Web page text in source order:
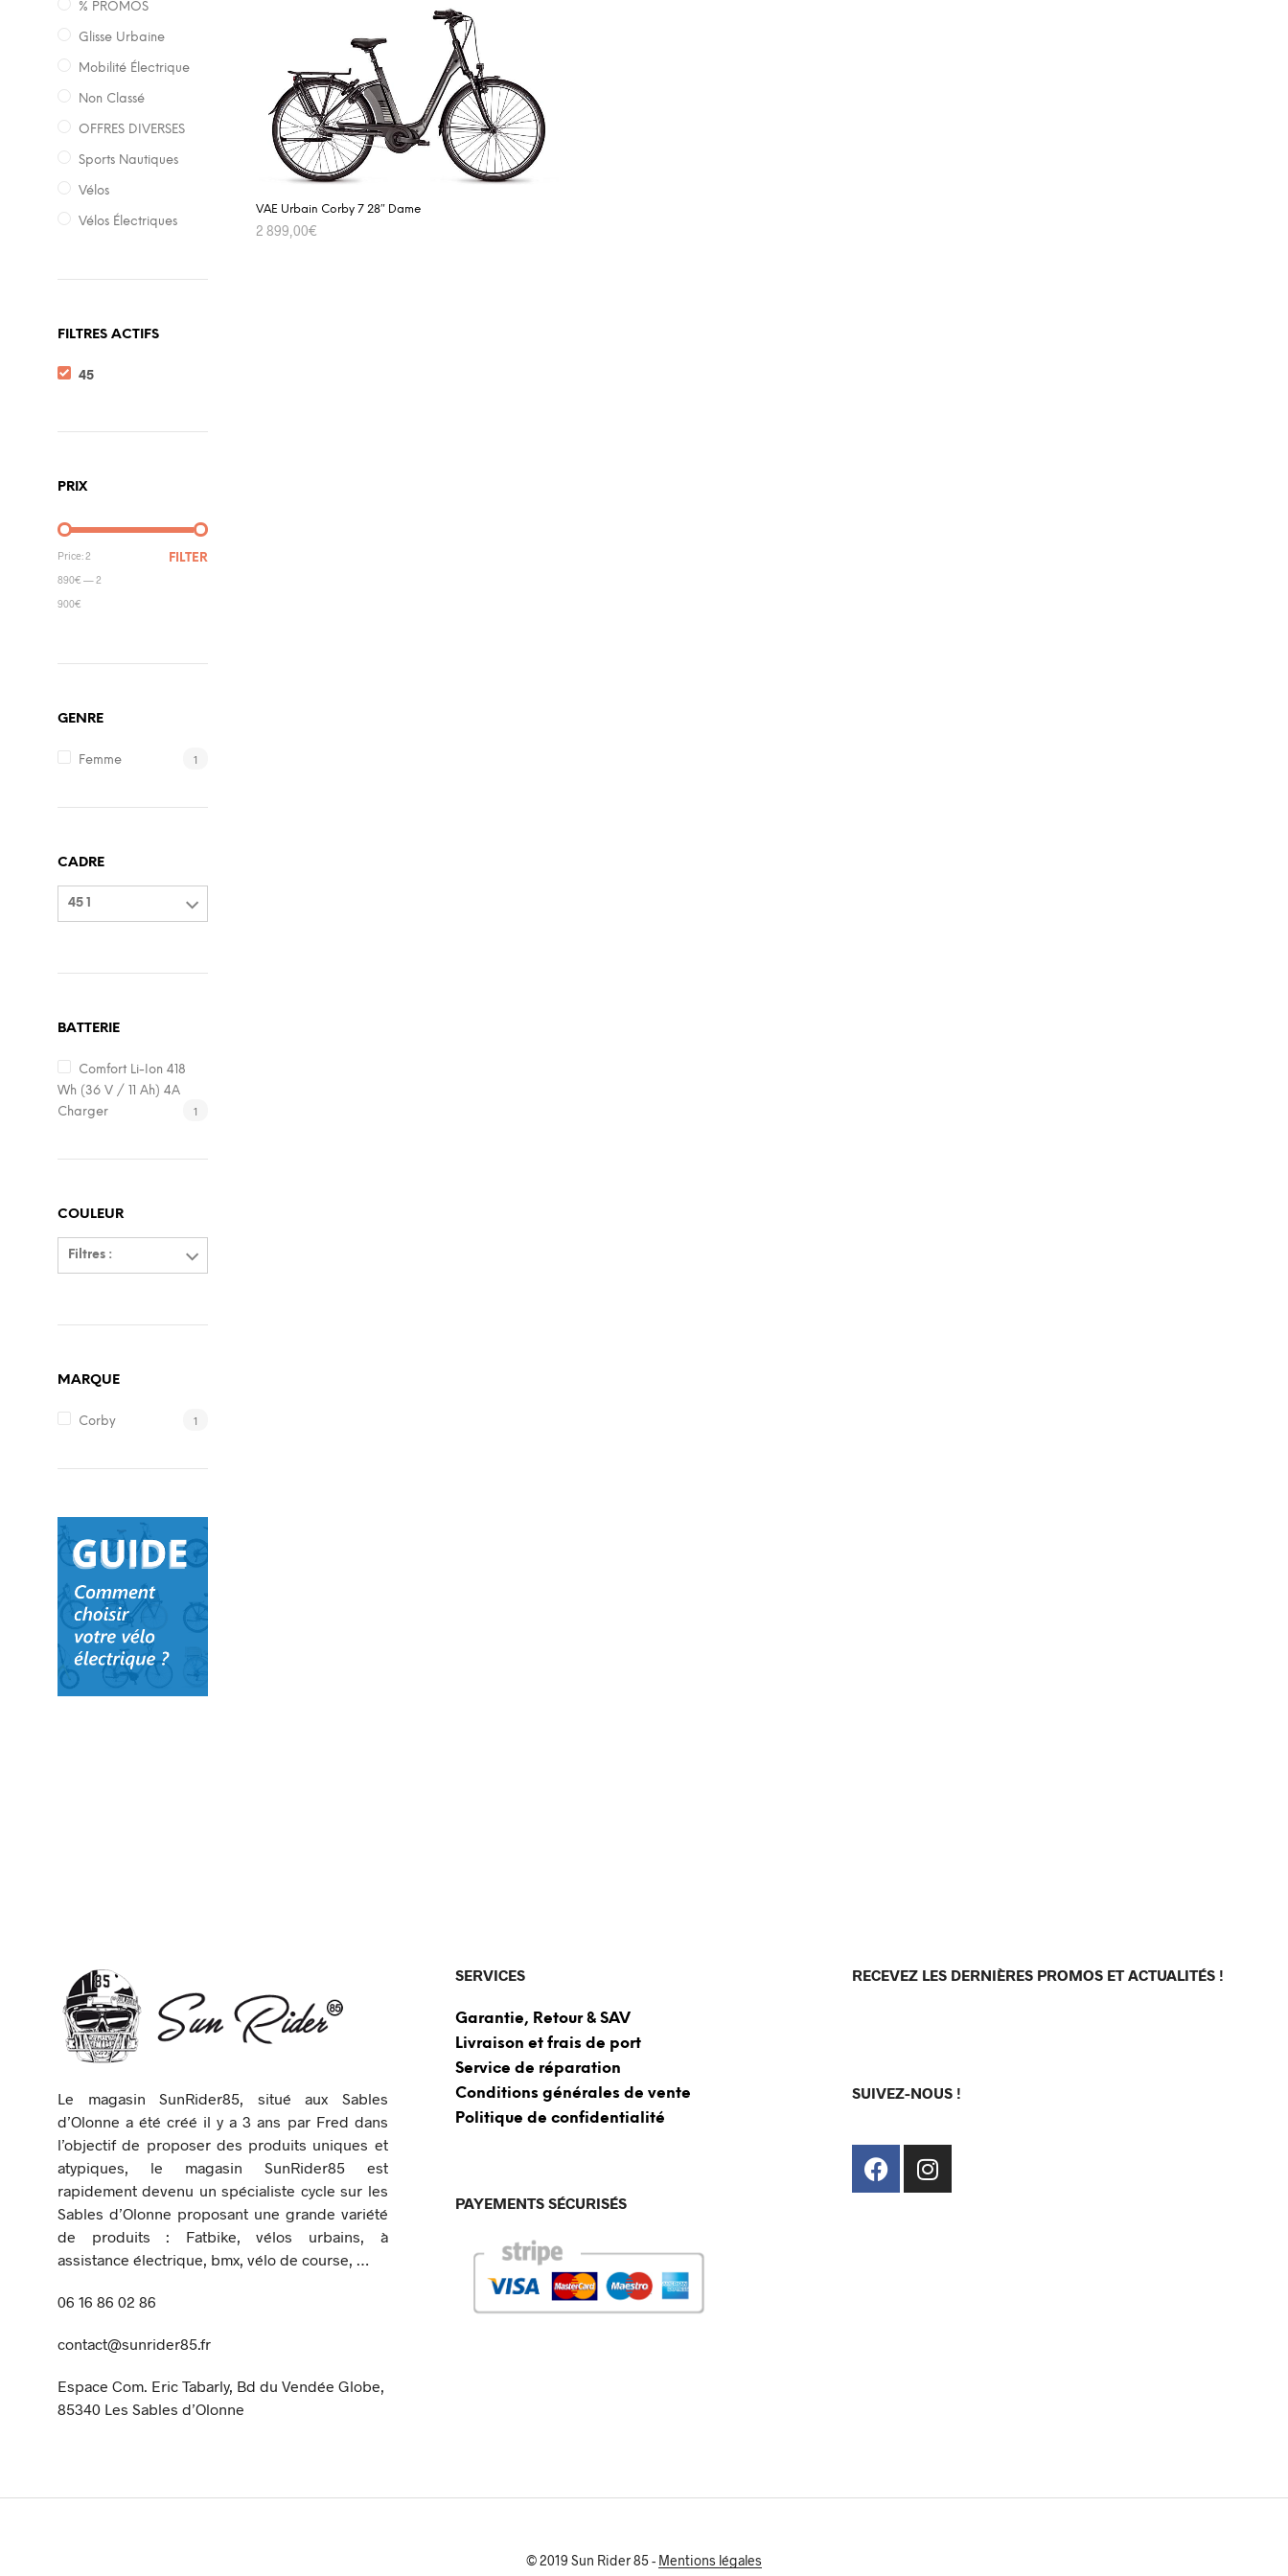
% PROMOS
Glisse Urbaine
Mobilité Électrique
Non Classé
OFFRES DIVERSES
Sports Nautiques
Vélos
Vélos Électriques
FILTRES ACTIFS
45
PRIX
FILTER
Price:2
890€ —2
900€
GENRE
Femme 1
CADRE
45 1
BATTERIE
Comfort Li-Ion 418
Wh (36 V / 11 Ah) 4A
Charger
1
COULEUR
Filtres :
MARQUE
Corby 1
VAE Urbain Corby 7 28″ Dame
2 899,00€
Le magasin SunRider85, situé aux Sables
d’Olonne a été créé il y a 3 ans par Fred dans
l’objectif de proposer des produits uniques et
atypiques, le magasin SunRider85 est
rapidement devenu un spécialiste cycle sur les
Sables d’Olonne proposant une grande variété
de produits : Fatbike, vélos urbains, à
assistance électrique, bmx, vélo de course, …
06 16 86 02 86
contact@sunrider85.fr
Espace Com. Eric Tabarly, Bd du Vendée Globe,
85340 Les Sables d’Olonne
SERVICES
Garantie, Retour & SAV
Livraison et frais de port
Service de réparation
Conditions générales de vente
Politique de confidentialité
PAYEMENTS SÉCURISÉS
RECEVEZ LES DERNIÈRES PROMOS ET ACTUALITÉS !
SUIVEZ-NOUS !
© 2019 Sun Rider 85 - Mentions légales